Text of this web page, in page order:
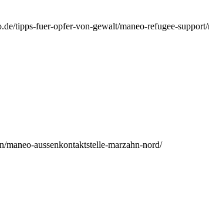
tipps-fuer-opfer-von-gewalt/maneo-refugee-support/
maneo-aussenkontaktstelle-marzahn-nord/